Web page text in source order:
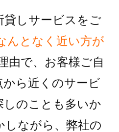
貸しサービスをご
んとなく近い方が
由で、お客様ご自
から近くのサービ
しのことも多いか
ながら、 弊社の